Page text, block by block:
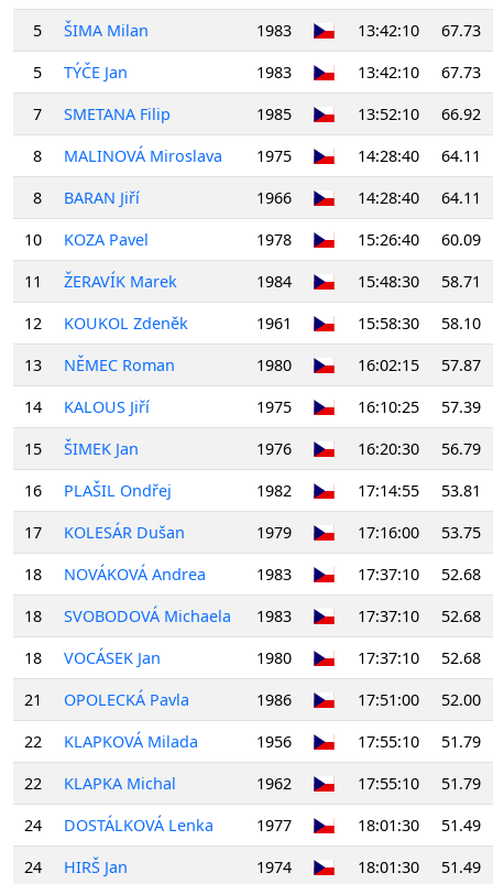
5
ŠIMA Milan 1983 13:42:10
67.73
5
TÝČE Jan 1983 13:42:10
67.73
7
SMETANA Filip 1985 13:52:10
66.92
8
MALINOVÁ Miroslava 1975 14:28:40
64.11
8
BARAN Jiří 1966 14:28:40
64.11
10
KOZA Pavel 1978 15:26:40
60.09
11
ŽERAVÍK Marek 1984 15:48:30
58.71
12
KOUKOL Zdeněk 1961 15:58:30
58.10
13
NĚMEC Roman 1980 16:02:15
57.87
14
KALOUS Jiří 1975 16:10:25
57.39
15
ŠIMEK Jan 1976 16:20:30
56.79
16
PLAŠIL Ondřej 1982 17:14:55
53.81
17
KOLESÁR Dušan 1979 17:16:00
53.75
18
NOVÁKOVÁ Andrea 1983 17:37:10
52.68
18
SVOBODOVÁ Michaela 1983 17:37:10
52.68
18
VOCÁSEK Jan 1980 17:37:10
52.68
21
OPOLECKÁ Pavla 1986 17:51:00
52.00
22
KLAPKOVÁ Milada 1956 17:55:10
51.79
22
KLAPKA Michal 1962 17:55:10
51.79
24
DOSTÁLKOVÁ Lenka 1977 18:01:30
51.49
24
HIRŠ Jan 1974 18:01:30
51.49